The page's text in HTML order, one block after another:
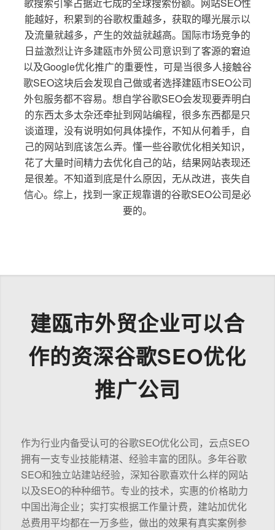
能越好，积累到的谷歌权重越多，获取的曝光展示以
及流量就越多，产生的效益就越高。国际市场竞争的
日益激烈让许多建瓯市外贸公司意识到了客源的窘迫
以及Google优化推广的重要性，可是当很多人接触谷
歌SEO这块后会发现自己做或者选择建瓯市SEO公司
外包服务都不容易。想自学谷歌SEO会发现要弄明白
的东西太多太杂还牵扯到网站编程，很多东西都是只
谈道理，没有说明如何具体操作，不知从何着手，自
己的网站到底该怎么弄。懂一些谷歌优化相关知识，
花了大量时间精力去优化自己的站，结果网站表现还
是很差。不知道到底是什么原因，无从改进，丧失自
信心。综上，找到一家正规靠谱的谷歌SEO公司是必
要的。
建瓯市外贸企业可以合
作的资深谷歌SEO优化
推广公司
作为行业内备受认可的谷歌SEO优化公司，云点SEO
拥有一支专业技能精湛、经验丰富的团队。多年谷歌
SEO和独立站建站经验，深知谷歌喜欢什么样的网站
以及SEO的种种细节。专业的技术，实惠的价格助力
中国出海企业；实打实根据工作量计费，建站加优化
总费用平均都在一万多些，做出的效果有真实案例参